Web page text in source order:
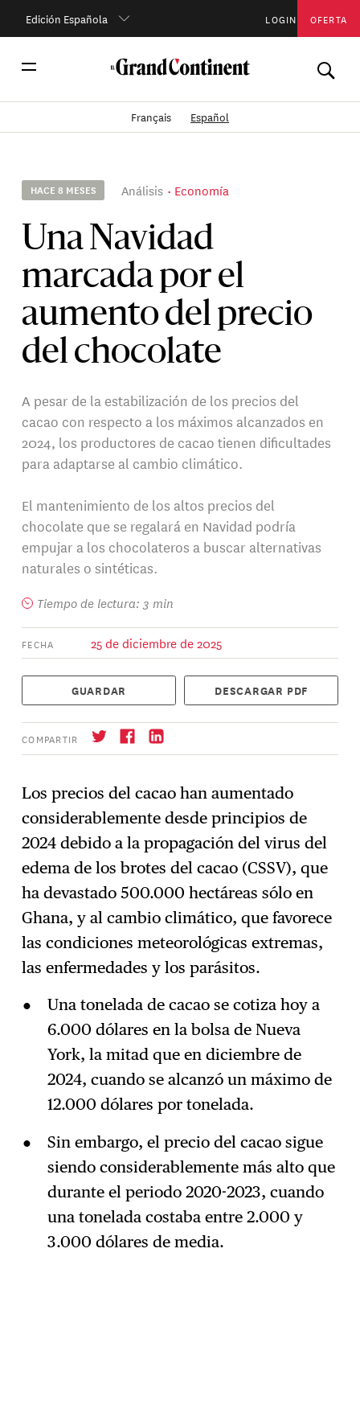
Edición Española LOGIN OFERTA
Français Español
HACE 8 MESES Análisis Economía
Una Navidad
marcada por el
aumento del precio
del chocolate
A pesar de la estabilización de los precios del
cacao con respecto a los máximos alcanzados en
2024, los productores de cacao tienen dificultades
para adaptarse al cambio climático.
El mantenimiento de los altos precios del
chocolate que se regalará en Navidad podría
empujar a los chocolateros a buscar alternativas
naturales o sintéticas.
Tiempo de lectura: 3 min
FECHA 25 de diciembre de 2025
GUARDAR DESCARGAR PDF
COMPARTIR
→ Suscríbase
Los precios del cacao han aumentado
considerablemente desde principios de
2024 debido a la propagación del virus del
edema de los brotes del cacao (CSSV), que
ha devastado 500.000 hectáreas sólo en
Ghana, y al cambio climático, que favorece
las condiciones meteorológicas extremas,
las enfermedades y los parásitos.
Una tonelada de cacao se cotiza hoy a
6.000 dólares en la bolsa de Nueva
York, la mitad que en diciembre de
2024, cuando se alcanzó un máximo de
12.000 dólares por tonelada.
Sin embargo, el precio del cacao sigue
siendo considerablemente más alto que
durante el periodo 2020-2023, cuando
una tonelada costaba entre 2.000 y
3.000 dólares de media.